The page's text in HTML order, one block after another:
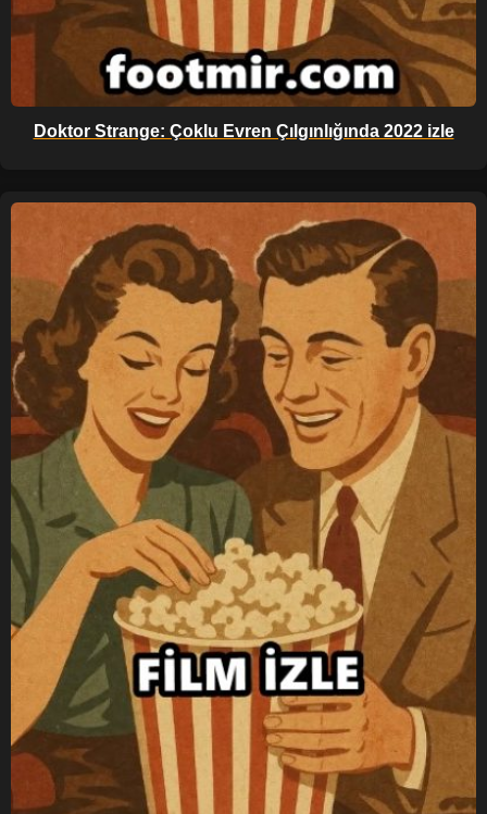
Doktor Strange: Çoklu Evren Çılgınlığında 2022 izle